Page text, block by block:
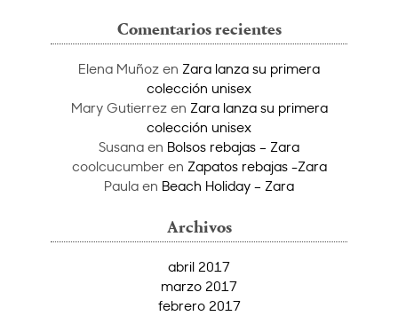
Comentarios recientes
Elena Muñoz en Zara lanza su primera
colección unisex
Mary Gutierrezen Zara lanza su primera
colección unisex
Susana en Bolsos rebajas – Zara
coolcucumberen Zapatos rebajas -Zara
Paula en Beach Holiday – Zara
Archivos
abril 2017
marzo 2017
febrero 2017